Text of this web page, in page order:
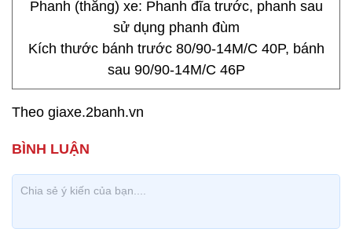
Phanh (thắng) xe: Phanh đĩa trước, phanh sau
sử dụng phanh đùm
Kích thước bánh trước 80/90-14M/C 40P, bánh
sau 90/90-14M/C 46P
Theo giaxe.2banh.vn